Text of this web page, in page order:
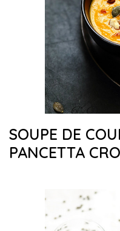
SOUPE DE
PANCETTA